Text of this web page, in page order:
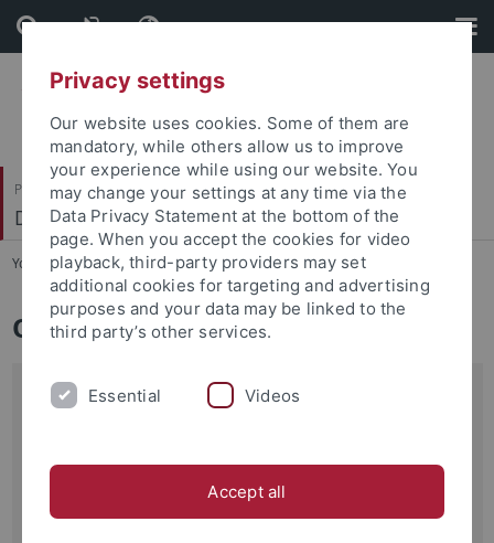
Skip
to
content
Skip
to
footer
Philosophische Fakultät
Deutsches Seminar
You are here: Startseite ... Organisation
Organisation
Sekretariat / Verwaltung
Zimmer 349
Tel.: +49 7071 / 29-72372
Privacy settings
Our website uses cookies. Some of them are
mandatory, while others allow us to improve
your experience while using our website. You
may change your settings at any time via the
Data Privacy Statement at the bottom of the
page. When you accept the cookies for video
playback, third-party providers may set
additional cookies for targeting and advertising
purposes and your data may be linked to the
third party’s other services.
Essential Videos
Accept all